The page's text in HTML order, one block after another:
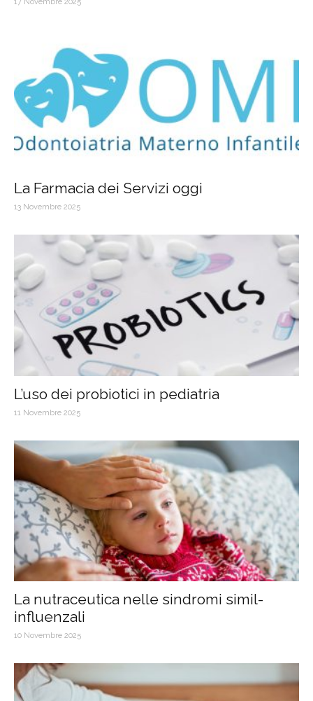
La Farmacia dei Servizi oggi
13 Novembre 2025
L’uso dei probiotici in pediatria
11 Novembre 2025
La nutraceutica nelle sindromi simil-
influenzali
10 Novembre 2025